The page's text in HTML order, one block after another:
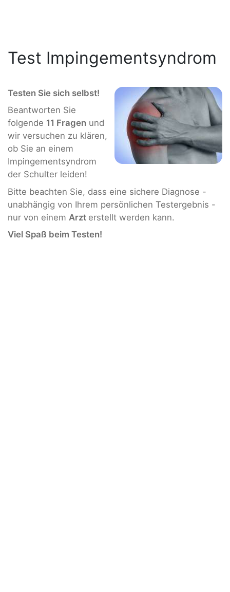
Test Impingementsyndrom
Testen Sie sich selbst!
Beantworten Sie
folgende 11 Fragen und
wir versuchen zu klären,
ob Sie an einem
Impingementsyndrom
der Schulter leiden!
Bitte beachten Sie, dass eine sichere Diagnose -
unabhängig von Ihrem persönlichen Testergebnis -
nur von einem Arzt erstellt werden kann.
Viel Spaß beim Testen!